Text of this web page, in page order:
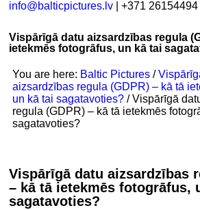
info@balticpictures.lv | +371 26154494
Vispārīgā datu aizsardzības regula
ietekmēs fotogrāfus, un kā tai
You are here: Baltic Pictures /
aizsardzības regula (GDPR) – kā tā
un kā tai sagatavoties? /Vispārīgā
regula (GDPR) – kā tā ietekmēs
sagatavoties?
Vispārīgā datu aizsardzības
– kā tā ietekmēs fotogrāfus,
sagatavoties?